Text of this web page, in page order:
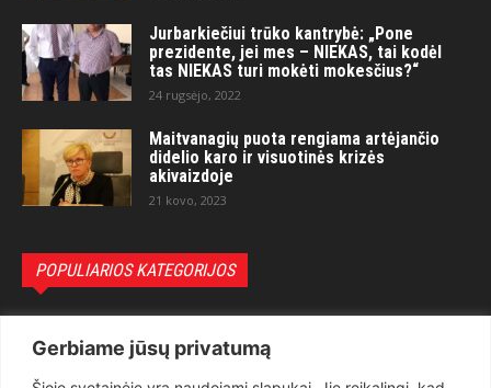
Gerbiame jūsų privatumą
Jurbarkiečiui trūko kantrybė: „Pone
prezidente, jei mes – NIEKAS, tai kodėl
tas NIEKAS turi mokėti mokesčius?“
24 rugsėjo, 2022
Maitvanagių puota rengiama artėjančio
didelio karo ir visuotinės krizės
akivaizdoje
21 kovo, 2023
POPULIARIOS KATEGORIJOS